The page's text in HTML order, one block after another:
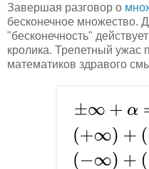
Завершая разговор о
бесконечное множество.
"бесконечность"
кролика. Трепетный ужас
математиков здравого